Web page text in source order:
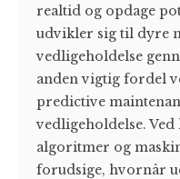
realtid og opdage
udvikler sig til dyre
vedligeholdelse
anden vigtig fordel
predictive
vedligeholdelse.
algoritmer og
forudsige, hvornår